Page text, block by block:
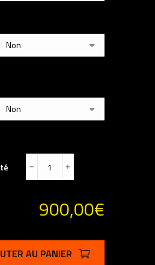
﹣ ﹢
900,00€
AU PANIER